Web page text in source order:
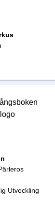
Utveckling